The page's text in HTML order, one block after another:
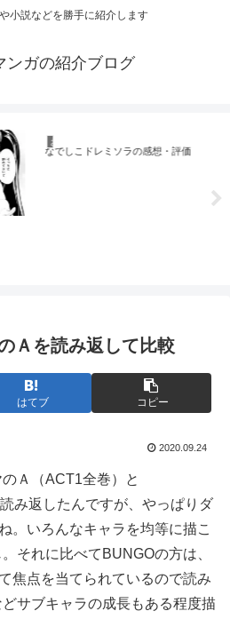
小説などを勝手に紹介します
ンガの紹介ブログ
おすすめマンガ
Ａを読み返して比較
はてブ コピー
2020.09.24
Ａ（ACT1全巻）と
み返したんですが、やっぱりダ
。いろんなキャラを均等に描こ
それに比べてBUNGOの方は、
焦点を当てられているので読み
サブキャラの成長もある程度描